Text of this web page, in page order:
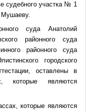
судебного участка № 1
Мушаеву.
суда Анатолий
районного суда
районного суда
городского
оставлены в
которые являются
которые являются